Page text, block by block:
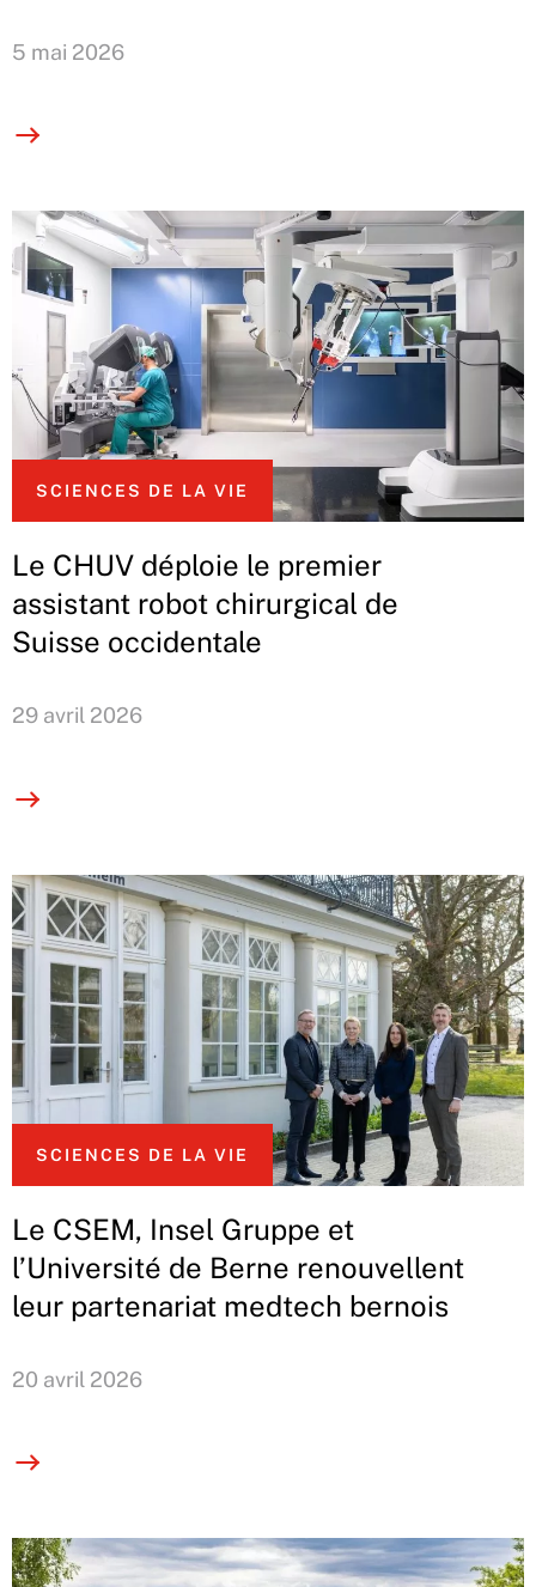
5 mai 2026
SCIENCES DE LA VIE
Le CHUV déploie le premier
assistant robot chirurgical de
Suisse occidentale
29 avril 2026
SCIENCES DE LA VIE
Le CSEM, Insel Gruppe et
l’Université de Berne renouvellent
leur partenariat medtech bernois
20 avril 2026